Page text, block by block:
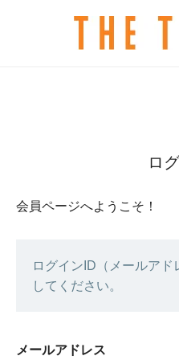
ロ
会員ページへようこそ！
ログインID（メールア
してください。
メールアドレス